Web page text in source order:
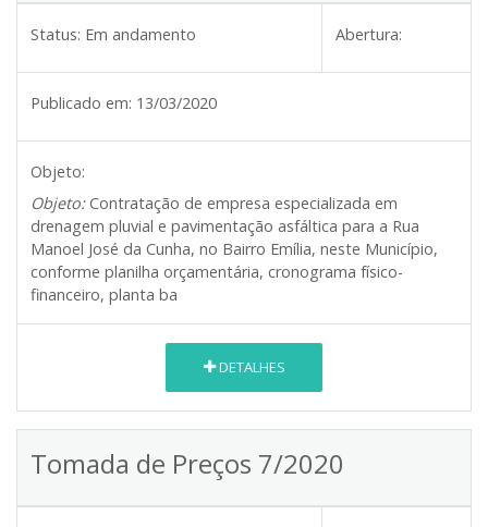
Status: Em andamento Abertura:
Publicado em: 13/03/2020
Objeto:
Objeto:Contratação de empresa especializada em
drenagem pluvial e pavimentação asfáltica para a Rua
Manoel José da Cunha, no Bairro Emília, neste Município,
conforme planilha orçamentária, cronograma físico-
financeiro, planta ba
DETALHES
Tomada de Preços 7/2020